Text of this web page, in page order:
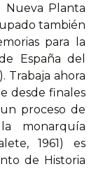
Nueva Planta
también
para la
España del
Trabaja ahora
desde finales
proceso de
monarquía
1961) es
de Historia